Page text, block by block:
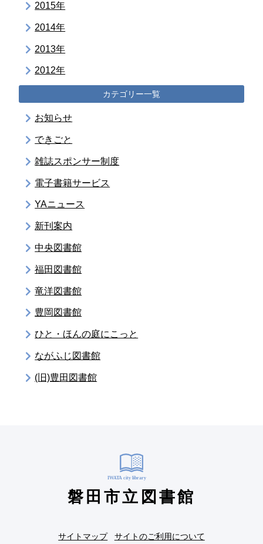
2015年
2014年
2013年
2012年
カテゴリー一覧
お知らせ
できごと
雑誌スポンサー制度
電子書籍サービス
YAニュース
新刊案内
中央図書館
福田図書館
竜洋図書館
豊岡図書館
ひと・ほんの庭にこっと
ながふじ図書館
(旧)豊田図書館
磐田市立図書館
サイトマップ サイトのご利用について